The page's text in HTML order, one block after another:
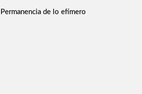
Permanencia de lo efímero